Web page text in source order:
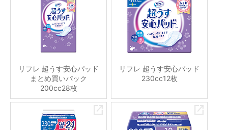
リフレ 超うす安心パッド
まとめ買いパック
200cc28枚
リフレ 超うす安心パッド
230cc12枚